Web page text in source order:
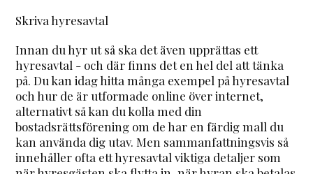
Skriva hyresavtal
Innan du hyr ut så ska det även upprättas ett
hyresavtal - och där finns det en hel del att tänka
på. Du kan idag hitta många exempel på hyresavtal
och hur de är utformade online över internet,
alternativt så kan du kolla med din
bostadsrättsförening om de har en färdig mall du
kan använda dig utav. Men sammanfattningsvis så
innehåller ofta ett hyresavtal viktiga detaljer som